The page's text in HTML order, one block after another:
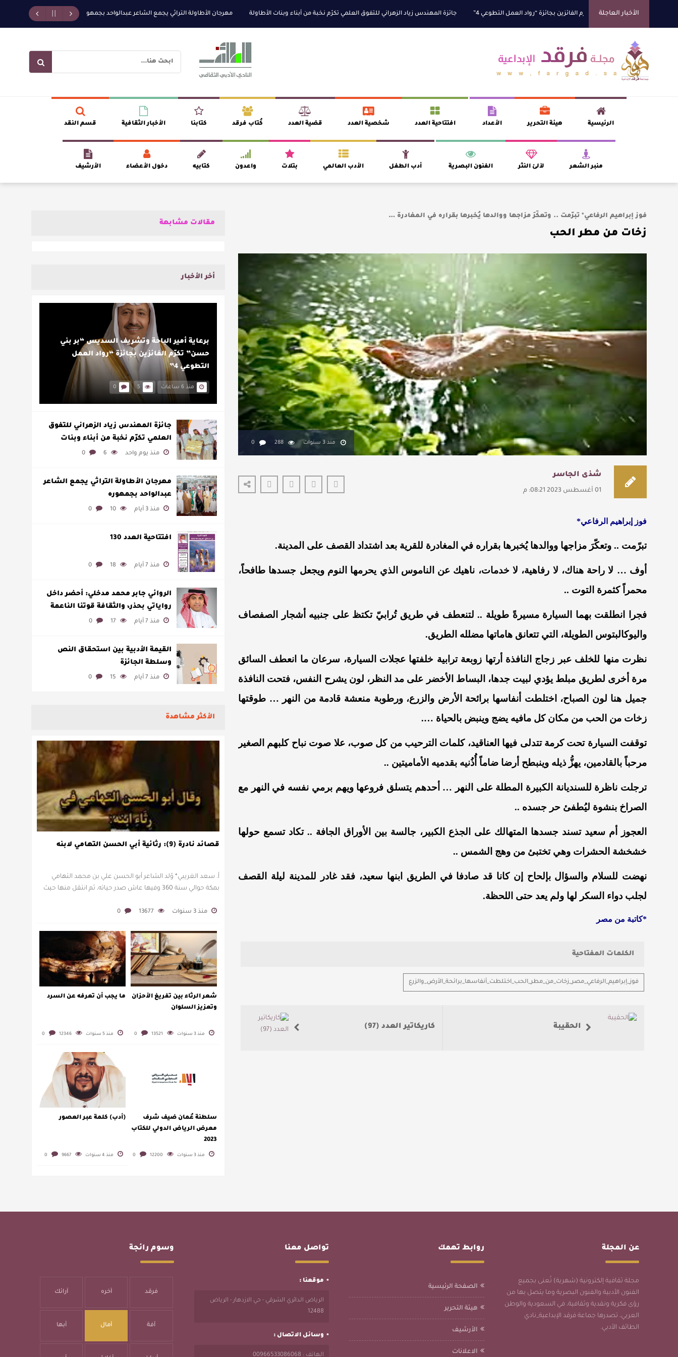
الأخبار العاجلة
“بر بني حسن” تكرّم الفائزين بجائزة “رواد العمل التطوعي 4” جائزة المهندس زياد الزهراني للتفوق العلمي تكرّم نخبة من أبناء وبنات الأطاولة مهرجان الأطاولة التراثي يجمع الشاعر عبدالواحد بجمهوره افتتاحية العدد 130
الرئيسية هيئة التحرير الأعداد افتتاحية العدد شخصية العدد قضية العدد كُتاب فرقد كتابنا الأخبار الثقافية قسم النقد
منبر الشعر لآلئ النثر الفنون البصرية أدب الطفل الأدب العالمي بتلات واعدون كتابيه دخول الأعضاء الأرشيف
مقالات مشابهة
أخر الأخبار
برعاية أمير الباحة وتشريف السديس “بر بني
حسن” تكرّم الفائزين بجائزة “رواد العمل
التطوعي 4”
منذ 6 ساعات 5
0
جائزة المهندس زياد الزهراني للتفوق
العلمي تكرّم نخبة من أبناء وبنات
الأطاولة
منذ يوم واحد 6
0
مهرجان الأطاولة التراثي يجمع الشاعر
عبدالواحد بجمهوره
منذ 3 أيام 10
0
افتتاحية العدد 130
منذ 7 أيام 18
0
الروائي جابر محمد مدخلي: أحضر داخل
رواياتي بحذر، والثقافة قوتنا الناعمة
لمخاطبة العالم.
منذ 7 أيام 17
0
القيمة الأدبية بين استحقاق النص
وسلطة الجائزة
منذ 7 أيام 15
0
الأكثر مشاهدة
قصائد نادرة (9): رثائية أبي الحسن التهامي لابنه
أ. سعد الغريبي* وُلد الشاعر أبو الحسن علي بن محمد التهامي
بمكة حوالي سنة 360 وفيها عاش صدر حياته، ثم انتقل منها حيث
منذ 3 سنوات 13677
0
شعر الرثاء بين تفريغ الأحزان
وتعزيز السلوان
منذ 3 سنوات 13521
0
ما يجب أن تعرفه عن السرد
منذ 5 سنوات 12346
0
سلطنة عُمان ضيف شرف
معرض الرياض الدولي للكتاب
2023
منذ 3 سنوات 12200
0
(أدب) كلمة عبر العصور
منذ 4 سنوات 9667
0
فوز إبراهيم الرفاعي* تبرّمت .. وتعكّرَ مزاجها ووالدها يُخبرها بقراره في المغادرة …
زخات من مطر الحب
منذ 3 سنوات 288
0
شذى الجاسر
01 أغسطس 2023 08:21: م
فوز إبراهيم الرفاعي*
تبرّمت .. وتعكّرَ مزاجها ووالدها يُخبرها بقراره في المغادرة للقرية بعد اشتداد القصف على المدينة.
أوف … لا راحة هناك، لا رفاهية، لا خدمات، ناهيك عن الناموس الذي يحرمها النوم ويجعل جسدها طافحاً،
محمراً كثمرة التوت ..
فجرا انطلقت بهما السيارة مسيرةً طويلة .. لتنعطف في طريق تُرابيّ تكتظ على جنبيه أشجار الصفصاف
واليوكالبتوس الطويلة، التي تتعانق هاماتها مضلله الطريق.
نظرت منها للخلف عبر زجاج النافذة أرتها زوبعة ترابية خلفتها عجلات السيارة، سرعان ما انعطف السائق
مرة أخرى لطريق مبلط يؤدي لبيت جدها، البساط الأخضر على مد النظر، لون يشرح النفس، فتحت النافذة
جميل هنا لون الصباح، اختلطت أنفاسها برائحة الأرض والزرع، ورطوبة منعشة قادمة من النهر … طوقتها
زخات من الحب من مكان كل مافيه يضج وينبض بالحياة ….
توقفت السيارة تحت كرمة تتدلى فيها العناقيد، كلمات الترحيب من كل صوب، علا صوت نباح كلبهم الصغير
مرحباً بالقادمين، يهزُّ ذيله وينبطح أرضا ضاماً أُذُنيه بقدميه الأماميتين ..
ترجلت ناظرة للسنديانة الكبيرة المطلة على النهر … أحدهم يتسلق فروعها ويهم برمي نفسه في النهر مع
الصراخ بنشوة ليُطفئ حر جسده ..
العجوز أم سعيد تسند جسدها المتهالك على الجذع الكبير، جالسة بين الأوراق الجافة .. تكاد تسمع حولها
خشخشة الحشرات وهي تختبئ من وهج الشمس ..
نهضت للسلام والسؤال بإلحاح إن كانا قد صادفا في الطريق ابنها سعيد، فقد غادر للمدينة ليلة القصف
لجلب دواء السكر لها ولم يعد حتى اللحظة.
*كاتبة من مصر
الكلمات المفتاحية
فوز_إبراهيم_الرفاعي_مصر_زخات_من_مطر_الحب_اختلطت_أنفاسها_برائحة_الأرض_والزرع
الحقيبة كاريكاتير العدد (97)
عن المجلة
مجلة ثقافية إلكترونية (شهرية) تُعنى بجميع
الفنون الأدبية والفنون البصرية وما يتصل بها من
رؤى فكرية ونقدية وثقافية، في السعودية والوطن
العربي، تصدرها جماعة فرقد الإبداعية_نادي
الطائف الأدبي.
روابط تهمك
الصفحة الرئيسية
هيئة التحرير
الأرشيف
الاعلانات
تواصل معنا
موقعنا :
الرياض الدائري الشرقي - حي الازدهار - الرياض
12488
وسائل الاتصال :
الهاتف : 00966533086068
وسوم رائجة
فرقد آخره آرائك
آفة آمال أبها